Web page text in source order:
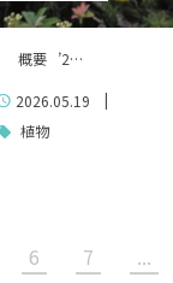
概要 ’2…
2026.05.19
|
植物
6 7 ...